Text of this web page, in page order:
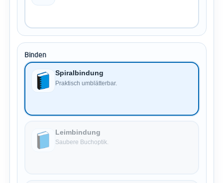
Binden
Spiralbindung
Praktisch umblätterbar.
Leimbindung
Saubere Buchoptik.